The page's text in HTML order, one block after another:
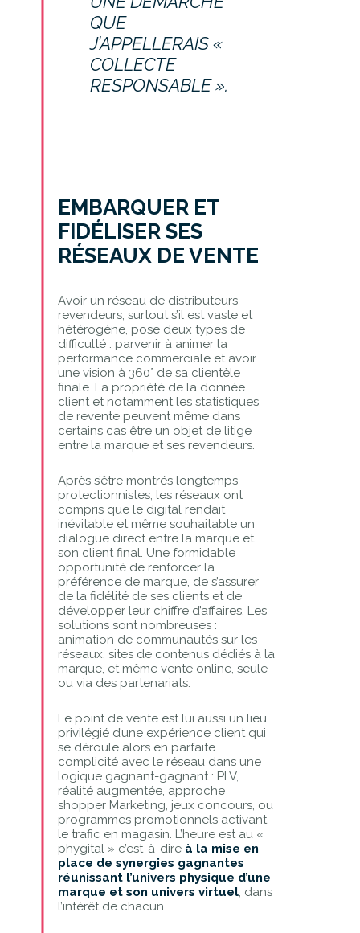
QUE
J’APPELLERAIS «
COLLECTE
RESPONSABLE ».
EMBARQUER ET
FIDÉLISER SES
RÉSEAUX DE VENTE
Avoir un réseau de distributeurs
revendeurs, surtout s’il est vaste et
hétérogène, pose deux types de
difficulté : parvenir à animer la
performance commerciale et avoir
une vision à 360° de sa clientèle
finale. La propriété de la donnée
client et notamment les statistiques
de revente peuvent même dans
certains cas être un objet de litige
entre la marque et ses revendeurs.
Après s’être montrés longtemps
protectionnistes, les réseaux ont
compris que le digital rendait
inévitable et même souhaitable un
dialogue direct entre la marque et
son client final. Une formidable
opportunité de renforcer la
préférence de marque, de s’assurer
de la fidélité de ses clients et de
développer leur chiffre d’affaires. Les
solutions sont nombreuses :
animation de communautés sur les
réseaux, sites de contenus dédiés à la
marque, et même vente online, seule
ou via des partenariats.
Le point de vente est lui aussi un lieu
privilégié d’une expérience client qui
se déroule alors en parfaite
complicité avec le réseau dans une
logique gagnant-gagnant : PLV,
réalité augmentée, approche
shopper Marketing, jeux concours, ou
programmes promotionnels activant
le trafic en magasin. L’heure est au «
phygital » c’est-à-dire à la mise en
place de synergies gagnantes
réunissant l’univers physique d’une
marque et son univers virtuel, dans
l’intérêt de chacun.